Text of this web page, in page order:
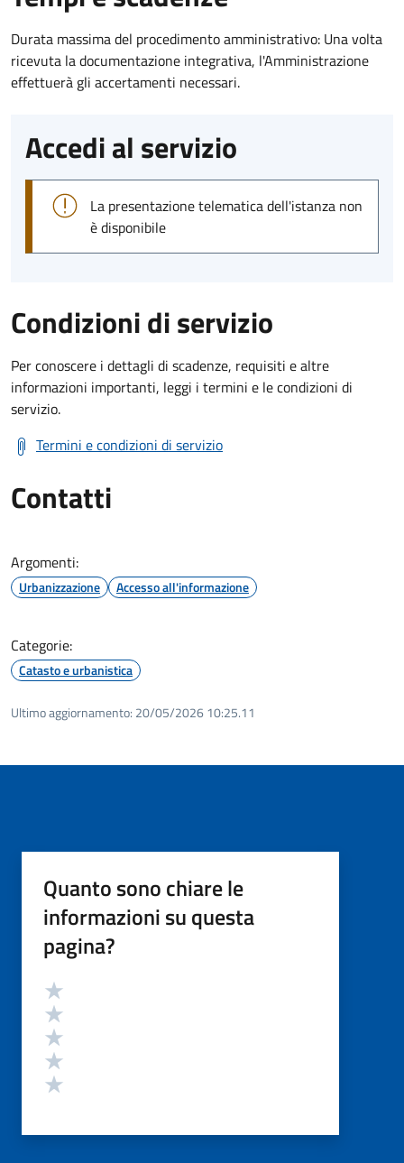
Durata massima del procedimento amministrativo: Una volta
ricevuta la documentazione integrativa, l'Amministrazione
effettuerà gli accertamenti necessari.
Accedi al servizio
La presentazione telematica dell'istanza non
è disponibile
Condizioni di servizio
Per conoscere i dettagli di scadenze, requisiti e altre
informazioni importanti, leggi i termini e le condizioni di
servizio.
Termini e condizioni di servizio
Contatti
Argomenti:
Urbanizzazione Accesso all'informazione
Categorie:
Catasto e urbanistica
Ultimo aggiornamento: 20/05/2026 10:25.11
Quanto sono chiare le
informazioni su questa
pagina?
Valutazione